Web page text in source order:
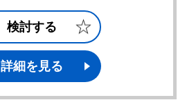
検討する
詳細を見る